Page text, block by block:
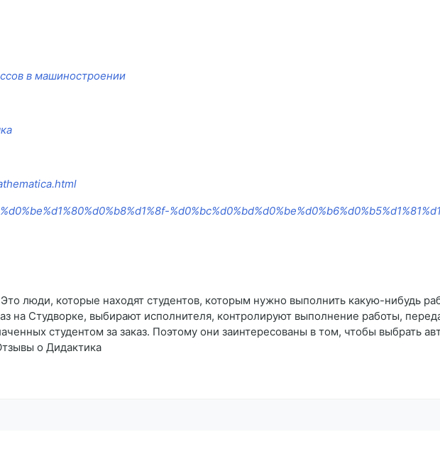
в машиностроении
люди, которые находят студентов, которым нужно выполнить какую-нибудь
на Студворке, выбирают исполнителя, контролируют выполнение работы,
студентом за заказ. Поэтому они заинтересованы в том, чтобы выбрать
о Дидактика